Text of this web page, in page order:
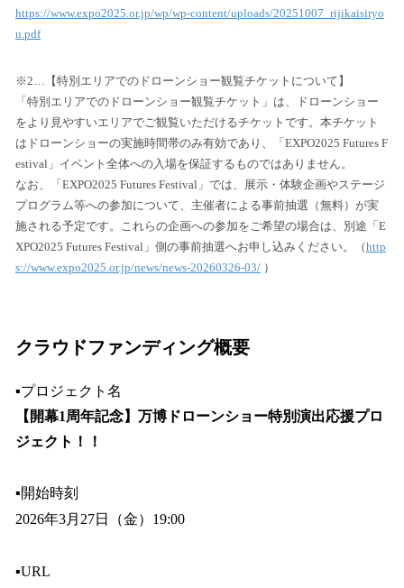
https://www.expo2025.or.jp/wp/wp-content/uploads/20251007_rijikaisiryo
u.pdf
※2…【特別エリアでのドローンショー観覧チケットについて】
「特別エリアでのドローンショー観覧チケット」は、ドローンショー
をより見やすいエリアでご観覧いただけるチケットです。本チケット
はドローンショーの実施時間帯のみ有効であり、「EXPO2025 Futures F
estival」イベント全体への入場を保証するものではありません。
なお、「EXPO2025 Futures Festival」では、展示・体験企画やステージ
プログラム等への参加について、主催者による事前抽選（無料）が実
施される予定です。これらの企画への参加をご希望の場合は、別途「E
XPO2025 Futures Festival」側の事前抽選へお申し込みください。（http
s://www.expo2025.or.jp/news/news-20260326-03/ ）
クラウドファンディング概要
▪️プロジェクト名
【開幕1周年記念】万博ドローンショー特別演出応援プロ
ジェクト！！
▪️開始時刻
2026年3月27日（金）19:00
▪️URL